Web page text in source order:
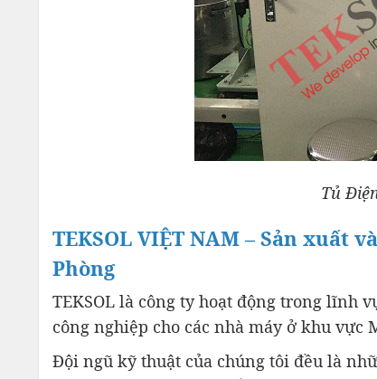
Tủ
TEKSOL VIỆT NAM – Sản xuất
Phòng
TEKSOL là công ty hoạt động trong lĩnh
công nghiệp cho các nhà máy ở khu vực
Đội ngũ kỹ thuật của chúng tôi đều là